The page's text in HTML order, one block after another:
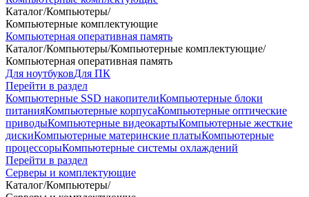
Каталог/Компьютеры/
Компьютерные комплектующие
Компьютерная оперативная память
Каталог/Компьютеры/Компьютерные комплектующие/
Компьютерная оперативная память
Для ноутбуковДля ПК
Перейти в раздел
Компьютерные SSD накопителиКомпьютерные блоки
питанияКомпьютерные корпусаКомпьютерные оптические
приводыКомпьютерные видеокартыКомпьютерные жесткие
дискиКомпьютерные материнские платыКомпьютерные
процессорыКомпьютерные системы охлаждений
Перейти в раздел
Серверы и комплектующие
Каталог/Компьютеры/